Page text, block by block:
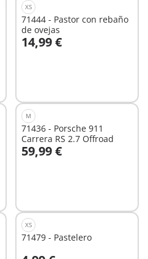
XS
71444 - Pastor con rebaño
de ovejas
14,99 €
A la cesta
M
71436 - Porsche 911
Carrera RS 2.7 Offroad
59,99 €
A la cesta
XS
71479 - Pastelero